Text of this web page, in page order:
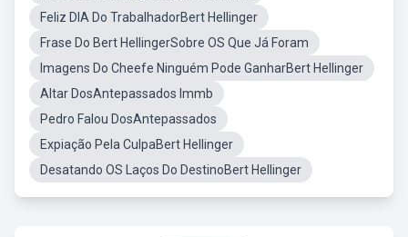
Feliz DIA Do TrabalhadorBert Hellinger
Frase Do Bert HellingerSobre OS Que Já Foram
Imagens Do Cheefe Ninguém Pode GanharBert Hellinger
Altar DosAntepassados Immb
Pedro Falou DosAntepassados
Expiação Pela CulpaBert Hellinger
Desatando OS Laços Do DestinoBert Hellinger